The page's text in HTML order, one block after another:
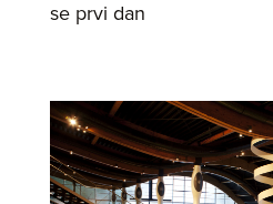
se prvi dan